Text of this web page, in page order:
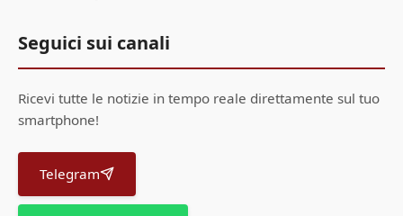
Seguici sui canali
Ricevi tutte le notizie in tempo reale direttamente sul tuo
smartphone!
Telegram